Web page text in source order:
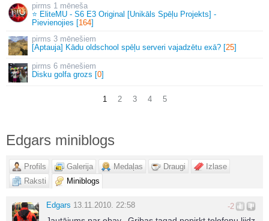
1 mēneša
⭐ EliteMU - S6 E3 Original [Unikāls Spēļu Projekts] -
Pievienojies [164]
3 mēnešiem
[Aptauja] Kādu oldschool spēļu serveri vajadzētu exā? [25]
6 mēnešiem
Disku golfa grozs [0]
1 2 3 4 5
Edgars miniblogs
Profils Galerija Medaļas Draugi
Izlase
Raksti
Miniblogs
-2
Edgars 13.11.2010. 22:58